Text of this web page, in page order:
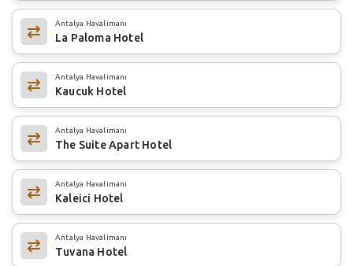
Antalya Havalimanı
La Paloma Hotel
Antalya Havalimanı
Kaucuk Hotel
Antalya Havalimanı
The Suite Apart Hotel
Antalya Havalimanı
Kaleici Hotel
Antalya Havalimanı
Tuvana Hotel